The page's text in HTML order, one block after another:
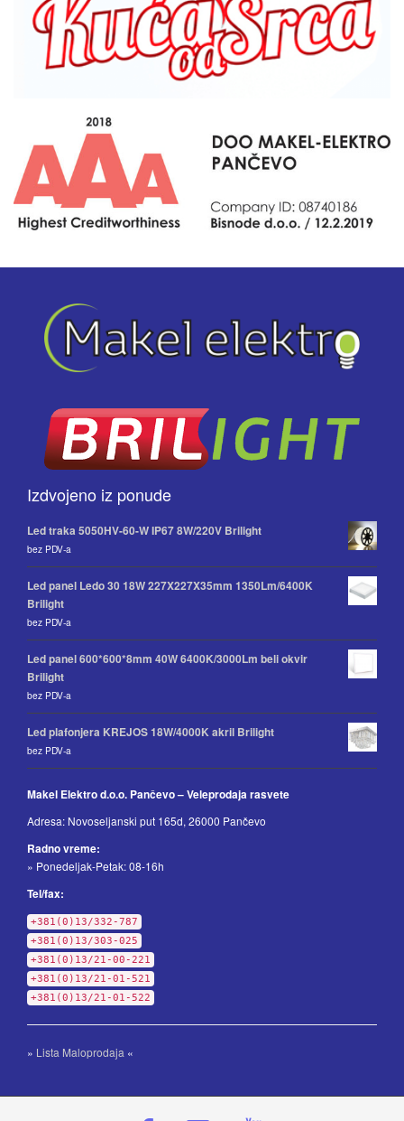
Izdvojeno iz ponude
Led traka 5050HV-60-W IP67 8W/220V Brilight
bez PDV-a
Led panel Ledo 30 18W 227X227X35mm 1350Lm/6400K
Brilight
bez PDV-a
Led panel 600*600*8mm 40W 6400K/3000Lm beli okvir
Brilight
bez PDV-a
Led plafonjera KREJOS 18W/4000K akril Brilight
bez PDV-a
Makel Elektro d.o.o. Pančevo – Veleprodaja rasvete
Adresa: Novoseljanski put 165d, 26000 Pančevo
Radno vreme:
» Ponedeljak-Petak: 08-16h
Tel/fax:
+381(0)13/332-787
+381(0)13/303-025
+381(0)13/21-00-221
+381(0)13/21-01-521
+381(0)13/21-01-522
» Lista Maloprodaja «